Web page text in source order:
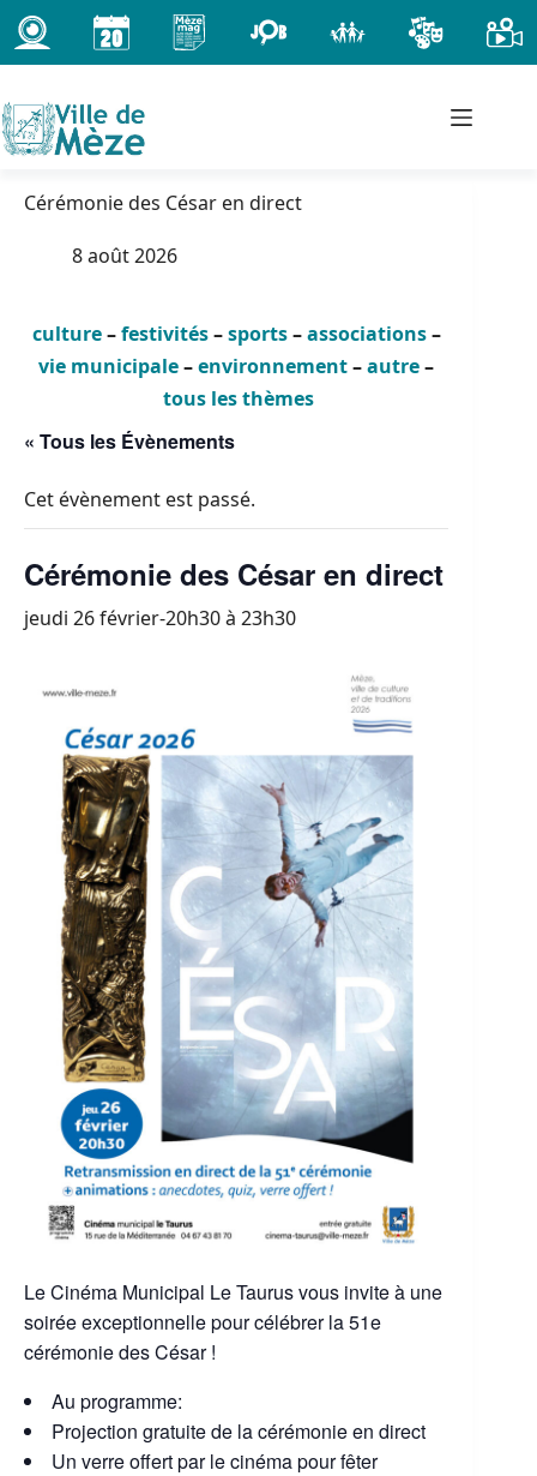
Passer
au
contenu
Cérémonie des César en direct
8 août 2026
culture–festivités–sports–associations–
vie municipale–environnement–autre–
tous les thèmes
« Tous les Évènements
Cet évènement est passé.
Cérémonie des César en direct
jeudi 26 février-20h30à 23h30
Le Cinéma Municipal Le Taurus vous invite à une
soirée exceptionnelle pour célébrer la 51e
cérémonie des César !
Au programme:
Projection gratuite de la cérémonie en direct
Un verre offert par le cinéma pour fêter